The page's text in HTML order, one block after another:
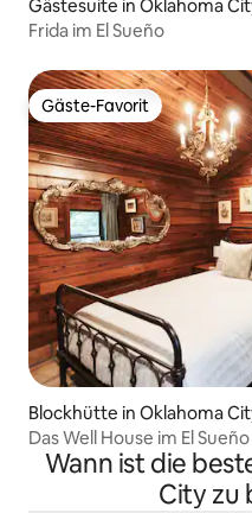
Gästesuite in Oklahoma
Frida im El Sueño
Gäste-Favorit
Gäste-Favorit
Blockhütte in Oklahoma
Das Well House im El Sueño
Wann ist die
City zu